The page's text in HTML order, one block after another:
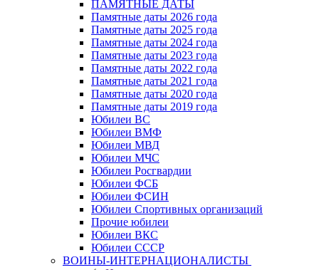
ПАМЯТНЫЕ ДАТЫ
Памятные даты 2026 года
Памятные даты 2025 года
Памятные даты 2024 года
Памятные даты 2023 года
Памятные даты 2022 года
Памятные даты 2021 года
Памятные даты 2020 года
Памятные даты 2019 года
Юбилеи ВС
Юбилеи ВМФ
Юбилеи МВД
Юбилеи МЧС
Юбилеи Росгвардии
Юбилеи ФСБ
Юбилеи ФСИН
Юбилеи Спортивных организаций
Прочие юбилеи
Юбилеи ВКС
Юбилеи СССР
ВОИНЫ-ИНТЕРНАЦИОНАЛИСТЫ